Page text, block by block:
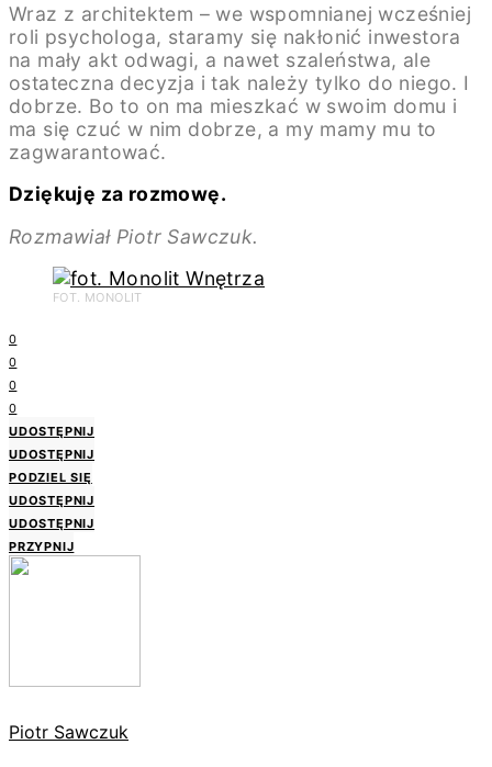
Wraz z architektem – we wspomnianej wcześniej
roli psychologa, staramy się nakłonić inwestora
na mały akt odwagi, a nawet szaleństwa, ale
ostateczna decyzja i tak należy tylko do niego. I
dobrze. Bo to on ma mieszkać w swoim domu i
ma się czuć w nim dobrze, a my mamy mu to
zagwarantować.
Dziękuję za rozmowę.
Rozmawiał Piotr Sawczuk.
FOT. MONOLIT
0
0
0
0
UDOSTĘPNIJ
UDOSTĘPNIJ
PODZIEL SIĘ
UDOSTĘPNIJ
UDOSTĘPNIJ
PRZYPNIJ
Piotr Sawczuk